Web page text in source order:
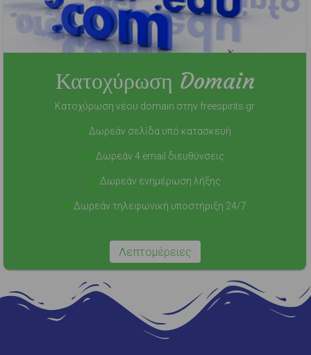
Κατοχύρωση Domain
Κατοχύρωση νέου domain στην freespirits.gr
Δωρεάν σελίδα υπό κατασκευή
Δωρεάν 4 email διευθύνσεις
Δωρεάν ενημέρωση λήξης
Δωρεάν τηλεφωνική υποστήριξη 24/7
Λεπτομέρειες